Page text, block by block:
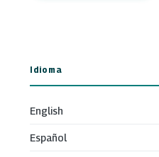
Idioma
English
Español